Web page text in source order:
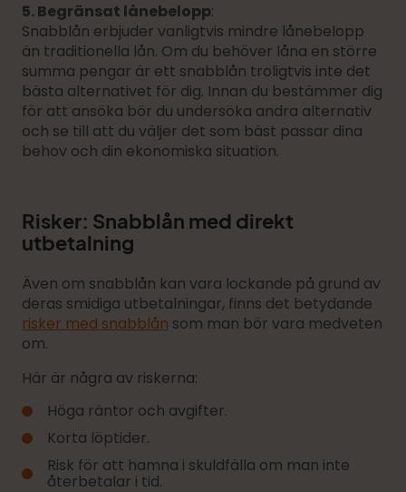
5. Begränsat lånebelopp:
Snabblån erbjuder vanligtvis mindre lånebelopp
än traditionella lån. Om du behöver låna en större
summa pengar är ett snabblån troligtvis inte det
bästa alternativet för dig. Innan du bestämmer dig
för att ansöka bör du undersöka andra alternativ
och se till att du väljer det som bäst passar dina
behov och din ekonomiska situation.
Risker: Snabblån med direkt
utbetalning
Även om snabblån kan vara lockande på grund av
deras smidiga utbetalningar, finns det betydande
risker med snabblån som man bör vara medveten
om.
Här är några av riskerna:
Höga räntor och avgifter.
Korta löptider.
Risk för att hamna i skuldfälla om man inte
återbetalar i tid.